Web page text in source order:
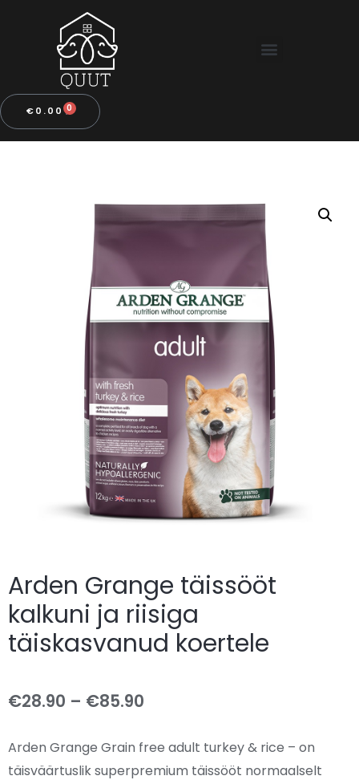
€ 0.00 0
Arden Grange täissööt
kalkuni ja riisiga
täiskasvanud koertele
€28.90 – €85.90
Arden Grange Grain free adult turkey & rice – on
täisväärtuslik superpremium täissööt normaalselt